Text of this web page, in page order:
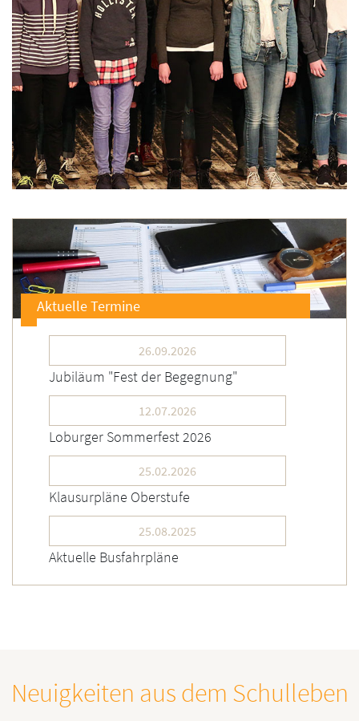
Aktuelle Termine
26.09.2026
Jubiläum "Fest der Begegnung"
12.07.2026
Loburger Sommerfest 2026
25.02.2026
Klausurpläne Oberstufe
25.08.2025
Aktuelle Busfahrpläne
Neuigkeiten aus dem Schulleben